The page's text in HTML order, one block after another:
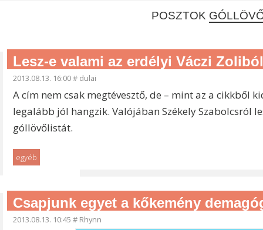
POSZTOK
Lesz-e valami az erdélyi Váczi
2013.08.13. 16:00# dulai
A cím nem csak megtévesztő, de – mint az a cikkből
legalább jól hangzik. Valójában Székely Szabolcsról
góllövőlistát.
egyéb
Csapjunk egyet a kőkemény
2013.08.13. 10:45 # Rhynn